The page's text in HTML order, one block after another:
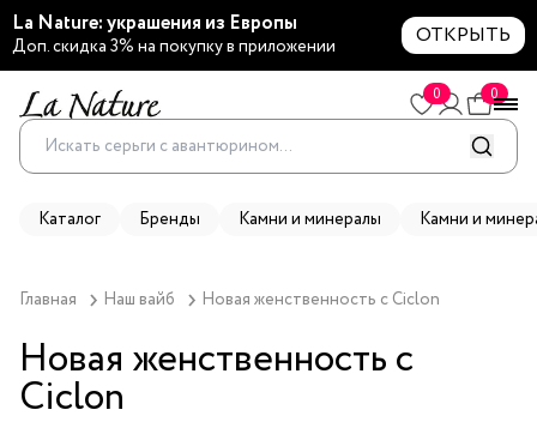
La Nature: украшения из Европы
Доп. скидка 3% на покупку в приложении ОТКРЫТЬ
0 0
Каталог Бренды Камни и минералы Камни и
Главная Наш вайб Новая женственность с Ciclon
Новая женственность с
Ciclon